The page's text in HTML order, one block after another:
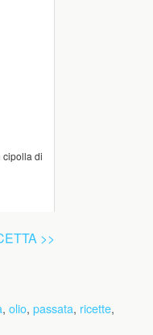
cipolla di
>>
, olio, passata, ricette,